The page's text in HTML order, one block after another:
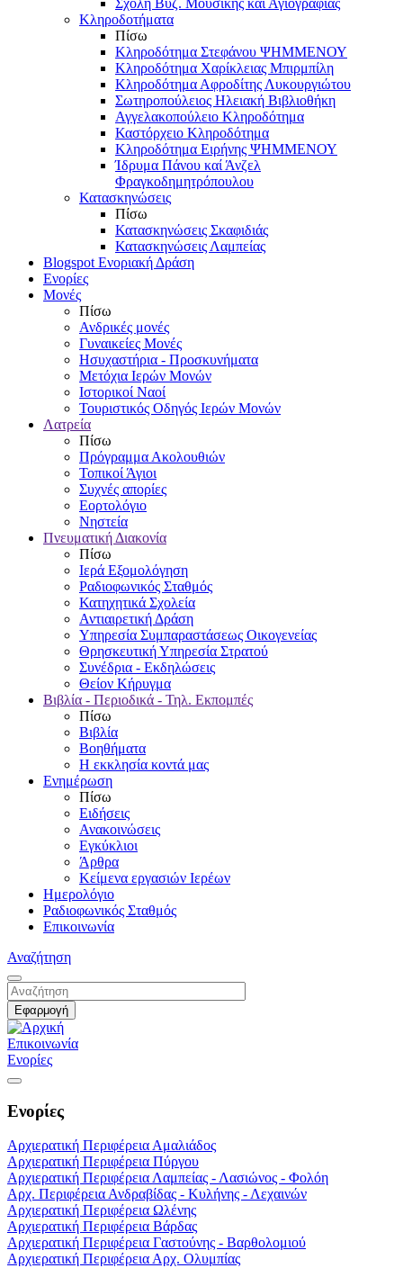
Κληροδοτήματα
Πίσω
Κληροδότημα Στεφάνου ΨΗΜΜΕΝΟΥ
Κληροδότημα Χαρίκλειας Μπιρμπίλη
Κληροδότημα Αφροδίτης Λυκουργιώτου
Σωτηροπούλειος Ηλειακή Βιβλιοθήκη
Αγγελακοπούλειο Κληροδότημα
Καστόρχειο Κληροδότημα
Κληροδότημα Ειρήνης ΨΗΜΜΕΝΟΥ
Ίδρυμα Πάνου καί Άνζελ
Φραγκοδημητρόπουλου
Κατασκηνώσεις
Πίσω
Κατασκηνώσεις Σκαφιδιάς
Κατασκηνώσεις Λαμπείας
Blogspot Ενοριακή Δράση
Ενορίες
Μονές
Πίσω
Ανδρικές μονές
Γυναικείες Μονές
Ησυχαστήρια - Προσκυνήματα
Μετόχια Ιερών Μονών
Ιστορικοί Ναοί
Τουριστικός Οδηγός Ιερών Μονών
Λατρεία
Πίσω
Πρόγραμμα Ακολουθιών
Τοπικοί Άγιοι
Συχνές απορίες
Εορτολόγιο
Νηστεία
Πνευματική Διακονία
Πίσω
Ιερά Εξομολόγηση
Ραδιοφωνικός Σταθμός
Κατηχητικά Σχολεία
Αντιαιρετική Δράση
Υπηρεσία Συμπαραστάσεως Οικογενείας
Θρησκευτική Υπηρεσία Στρατού
Συνέδρια - Εκδηλώσεις
Θείον Κήρυγμα
Βιβλία - Περιοδικά - Τηλ. Εκπομπές
Πίσω
Βιβλία
Βοηθήματα
Η εκκλησία κοντά μας
Ενημέρωση
Πίσω
Ειδήσεις
Ανακοινώσεις
Εγκύκλιοι
Άρθρα
Κείμενα εργασιών Ιερέων
Ημερολόγιο
Ραδιοφωνικός Σταθμός
Επικοινωνία
Αναζήτηση
Επικοινωνία
Ενορίες
Ενορίες
Αρχιερατική Περιφέρεια Αμαλιάδος
Αρχιερατική Περιφέρεια Πύργου
Αρχιερατική Περιφέρεια Λαμπείας - Λασιώνος - Φολόη
Αρχ. Περιφέρεια Ανδραβίδας - Κυλήνης - Λεχαινών
Αρχιερατική Περιφέρεια Ωλένης
Αρχιερατική Περιφέρεια Βάρδας
Αρχιερατική Περιφέρεια Γαστούνης - Βαρθολομιού
Αρχιερατική Περιφέρεια Αρχ. Ολυμπίας